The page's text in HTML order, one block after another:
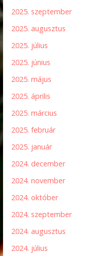
2025. szeptember
2025. augusztus
2025. július
2025. június
2025. május
2025. április
2025. március
2025. február
2025. január
2024. december
2024. november
2024. október
2024. szeptember
2024. augusztus
2024. július